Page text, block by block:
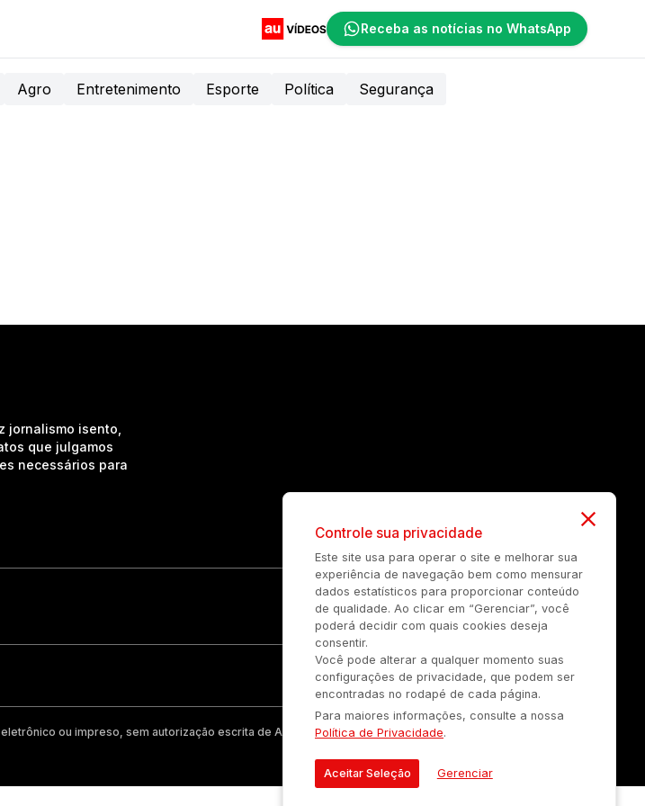
Receba as notícias no WhatsApp
Agro Entretenimento Esporte Política Segurança
jornalismo isento,
que julgamos
necessários para
ou impreso, sem autorização escrita de Auonline Comunicação Eireli.
Controle sua privacidade
Este site usa para operar o site e melhorar sua
experiência de navegação bem como mensurar
dados estatísticos para proporcionar conteúdo
de qualidade. Ao clicar em “Gerenciar”, você
poderá decidir com quais cookies deseja
consentir.
Você pode alterar a qualquer momento suas
configurações de privacidade, que podem ser
encontradas no rodapé de cada página.
Para maiores informações, consulte a nossa
Política de Privacidade.
Aceitar Seleção Gerenciar